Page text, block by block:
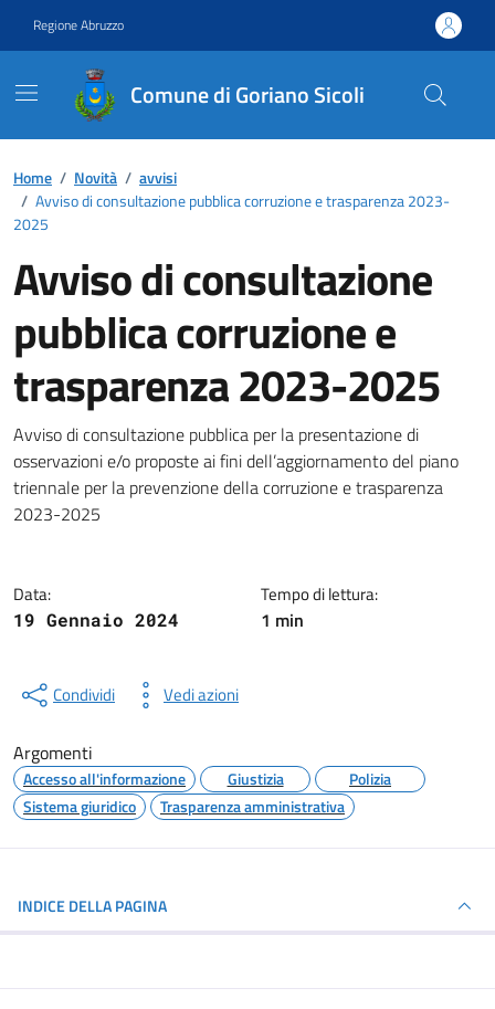
Regione Abruzzo
Comune di Goriano Sicoli
Contenuti in evidenza
Home / Novità / avvisi
/ Avviso di consultazione pubblica corruzione e trasparenza 2023-
2025
Avviso di consultazione
pubblica corruzione e
trasparenza 2023-2025
Dettagli della notizia
Avviso di consultazione pubblica per la presentazione di
osservazioni e/o proposte ai fini dell’aggiornamento del piano
triennale per la prevenzione della corruzione e trasparenza
2023-2025
Data:
19 Gennaio 2024
Tempo di lettura:
1 min
Condividi Vedi azioni
Argomenti
Accesso all'informazione Giustizia
Polizia
Sistema giuridico
Trasparenza amministrativa
INDICE DELLA PAGINA